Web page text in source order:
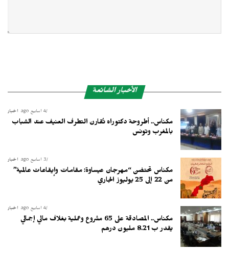
الأخبار الشائعة
أخبار 4 أسابيع ago
مكناس.. أطروحة دكتوراه تُقارن التطرف العنيف عند الشباب
بالمغرب وتونس
أخبار 3 أسابيع ago
مكناس تحتضن “مهرجان عيساوة: مقامات وإيقاعات عالمية”
من 22 إلى 25 يوليوز الجاري
أخبار 4 أسابيع ago
مكناس.. المصادقة على 65 مشروع وعملية بغلاف مالي إجمالي
يقدر ب 8.21 مليون درهم